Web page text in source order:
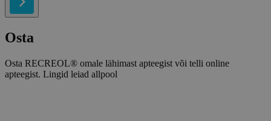
Osta
Osta RECREOL® omale lähimast apteegist või telli online
apteegist. Lingid leiad allpool